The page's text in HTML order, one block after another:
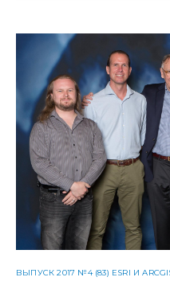
ВЫПУСК 2017 №4 (83) ESRI И